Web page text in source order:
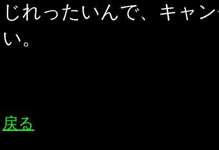
じれったいんで、キャ
い。
戻る